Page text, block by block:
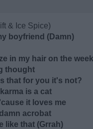
& Ice Spice)
boyfriend (Damn)
in my hair on the
thought
that for you it's not?
is a cat
it loves me
acrobat
like that (Grrah)